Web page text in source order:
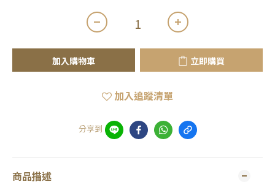
加入購物車 立即購買
加入追蹤清單
分享到
商品描述